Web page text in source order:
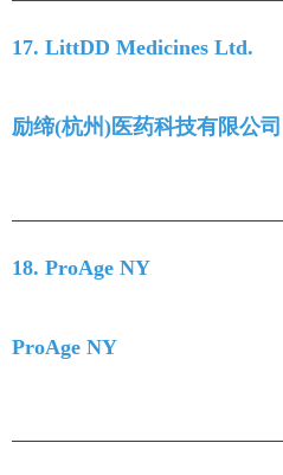
17. LittDD Medicines Ltd.
励缔(杭州)医药科技有限公司
18. ProAge NY
ProAge NY